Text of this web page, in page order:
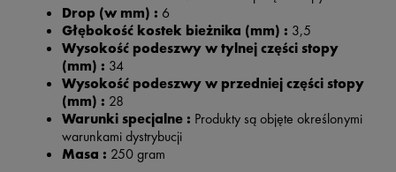
Drop (w mm) : 6
Głębokość kostek bieżnika (mm) : 3,5
Wysokość podeszwy w tylnej części stopy
(mm) : 34
Wysokość podeszwy w przedniej części stopy
(mm) : 28
Warunki specjalne : Produkty są objęte określonymi
warunkami dystrybucji
Masa : 250 gram